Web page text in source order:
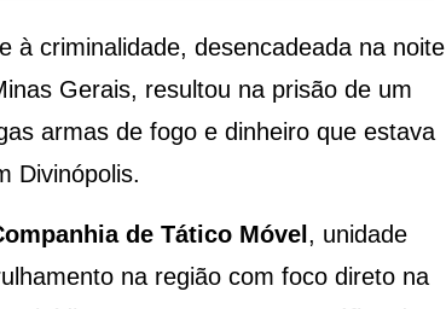
à criminalidade, desencadeada na noite
Gerais, resultou na prisão de um
armas de fogo e dinheiro que estava
Divinópolis.
de Tático Móvel, unidade
na região com foco direto na